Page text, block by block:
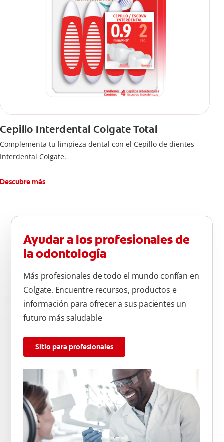
Cepillo Interdental Colgate Total
Complementa tu limpieza dental con el Cepillo de dientes
Interdental Colgate.
Descubre más
Ayudar a los profesionales de
la odontología
Más profesionales de todo el mundo confían en
Colgate. Encuentre recursos, productos e
información para ofrecer a sus pacientes un
futuro más saludable
Sitio para profesionales